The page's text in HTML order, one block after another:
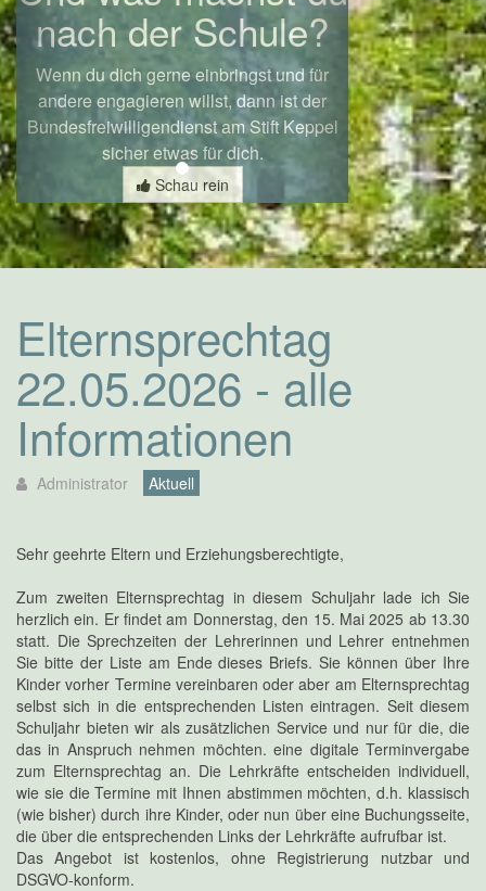
nach der Schule?
Wenn du dich gerne einbringst und für
andere engagieren willst, dann ist der
Bundesfreiwilligendienst am Stift Keppel
sicher etwas für dich.
Schau rein
Elternsprechtag
22.05.2026 - alle
Informationen
Administrator Aktuell
Sehr geehrte Eltern und Erziehungsberechtigte,
Zum zweiten Elternsprechtag in diesem Schuljahr lade ich Sie
herzlich ein. Er findet am Donnerstag, den 15. Mai 2025 ab 13.30
statt. Die Sprechzeiten der Lehrerinnen und Lehrer entnehmen
Sie bitte der Liste am Ende dieses Briefs. Sie können über Ihre
Kinder vorher Termine vereinbaren oder aber am Elternsprechtag
selbst sich in die entsprechenden Listen eintragen. Seit diesem
Schuljahr bieten wir als zusätzlichen Service und nur für die, die
das in Anspruch nehmen möchten. eine digitale Terminvergabe
zum Elternsprechtag an. Die Lehrkräfte entscheiden individuell,
wie sie die Termine mit Ihnen abstimmen möchten, d.h. klassisch
(wie bisher) durch ihre Kinder, oder nun über eine Buchungsseite,
die über die entsprechenden Links der Lehrkräfte aufrufbar ist.
Das Angebot ist kostenlos, ohne Registrierung nutzbar und
DSGVO-konform.